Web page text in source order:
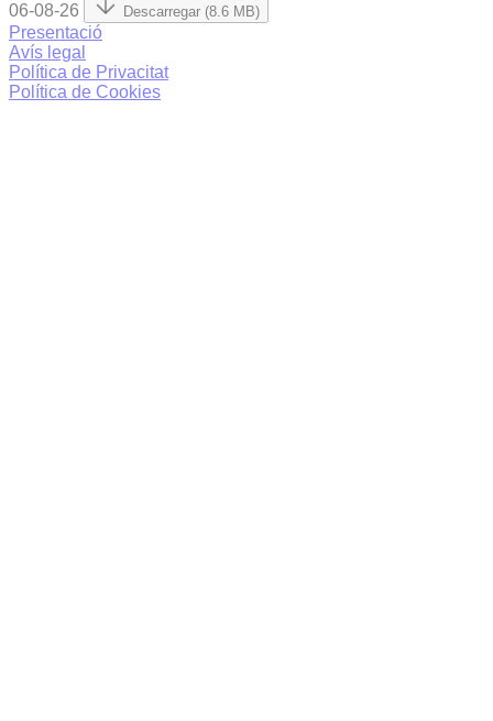
06-08-26 Descarregar (8.6 MB)
Presentació
Avís legal
Política de Privacitat
Política de Cookies